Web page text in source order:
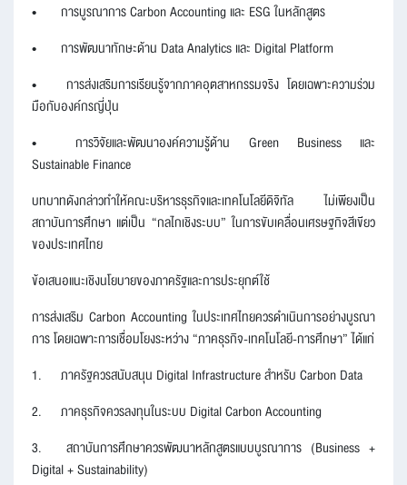
•
การบูรณาการ Carbon Accounting และ ESG ในหลักสูตร
•
การพัฒนาทักษะด้าน Data Analytics และ Digital Platform
•
การส่งเสริมการเรียนรู้จากภาคอุตสาหกรรมจริง โดยเฉพาะความร่วม
มือกับองค์กรญี่ปุ่น
•
การวิจัยและพัฒนาองค์ความรู้ด้าน Green Business และ
Sustainable Finance
บทบาทดังกล่าวทำให้คณะบริหารธุรกิจและเทคโนโลยีดิจิทัล ไม่เพียงเป็น
สถาบันการศึกษา แต่เป็น “กลไกเชิงระบบ” ในการขับเคลื่อนเศรษฐกิจสีเขียว
ของประเทศไทย
ข้อเสนอแนะเชิงนโยบายของภาครัฐและการประยุกต์ใช้
การส่งเสริม Carbon Accounting ในประเทศไทยควรดำเนินการอย่างบูรณา
การ โดยเฉพาะการเชื่อมโยงระหว่าง “ภาคธุรกิจ-เทคโนโลยี-การศึกษา” ได้แก่
1.
ภาครัฐควรสนับสนุน Digital Infrastructure สำหรับ Carbon Data
2.
ภาคธุรกิจควรลงทุนในระบบ Digital Carbon Accounting
3.
สถาบันการศึกษาควรพัฒนาหลักสูตรแบบบูรณาการ (Business +
Digital + Sustainability)